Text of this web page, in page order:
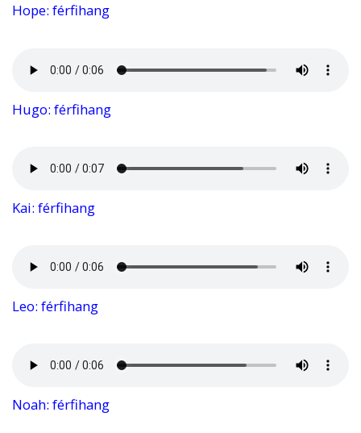
Hope: férfihang
Hugo: férfihang
Kai: férfihang
Leo: férfihang
Noah: férfihang